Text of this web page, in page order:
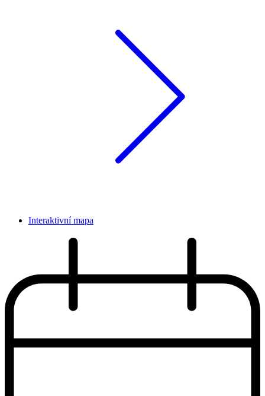
Interaktivní mapa